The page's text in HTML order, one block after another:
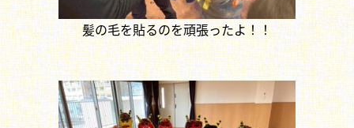
髪の毛を貼るのを頑張ったよ！！